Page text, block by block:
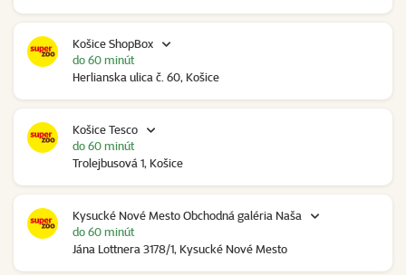
Košice ShopBox
Herlianska ulica č. 60, Košice
do 60 minút
Košice Tesco
Trolejbusová 1, Košice
do 60 minút
Kysucké Nové Mesto Obchodná galéria Naša
Jána Lottnera 3178/1, Kysucké Nové Mesto
do 60 minút